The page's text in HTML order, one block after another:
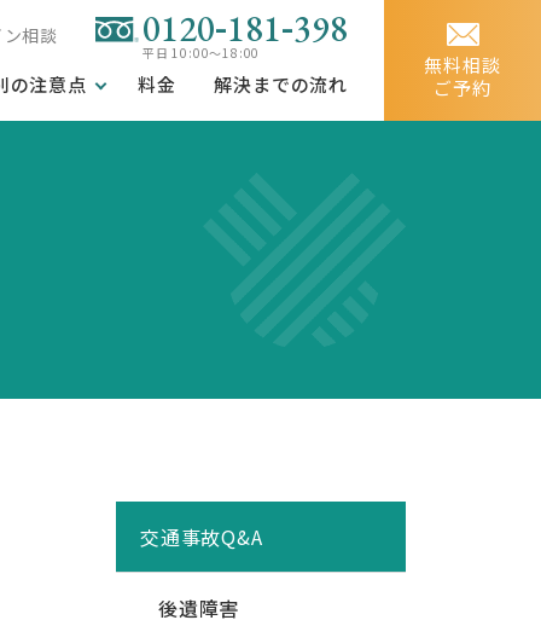
相談 0120-181-398
平日 10:00～18:00
無料相談
ご予約
の注意点 料金 解決までの流れ
交通事故Q&A
後遺障害